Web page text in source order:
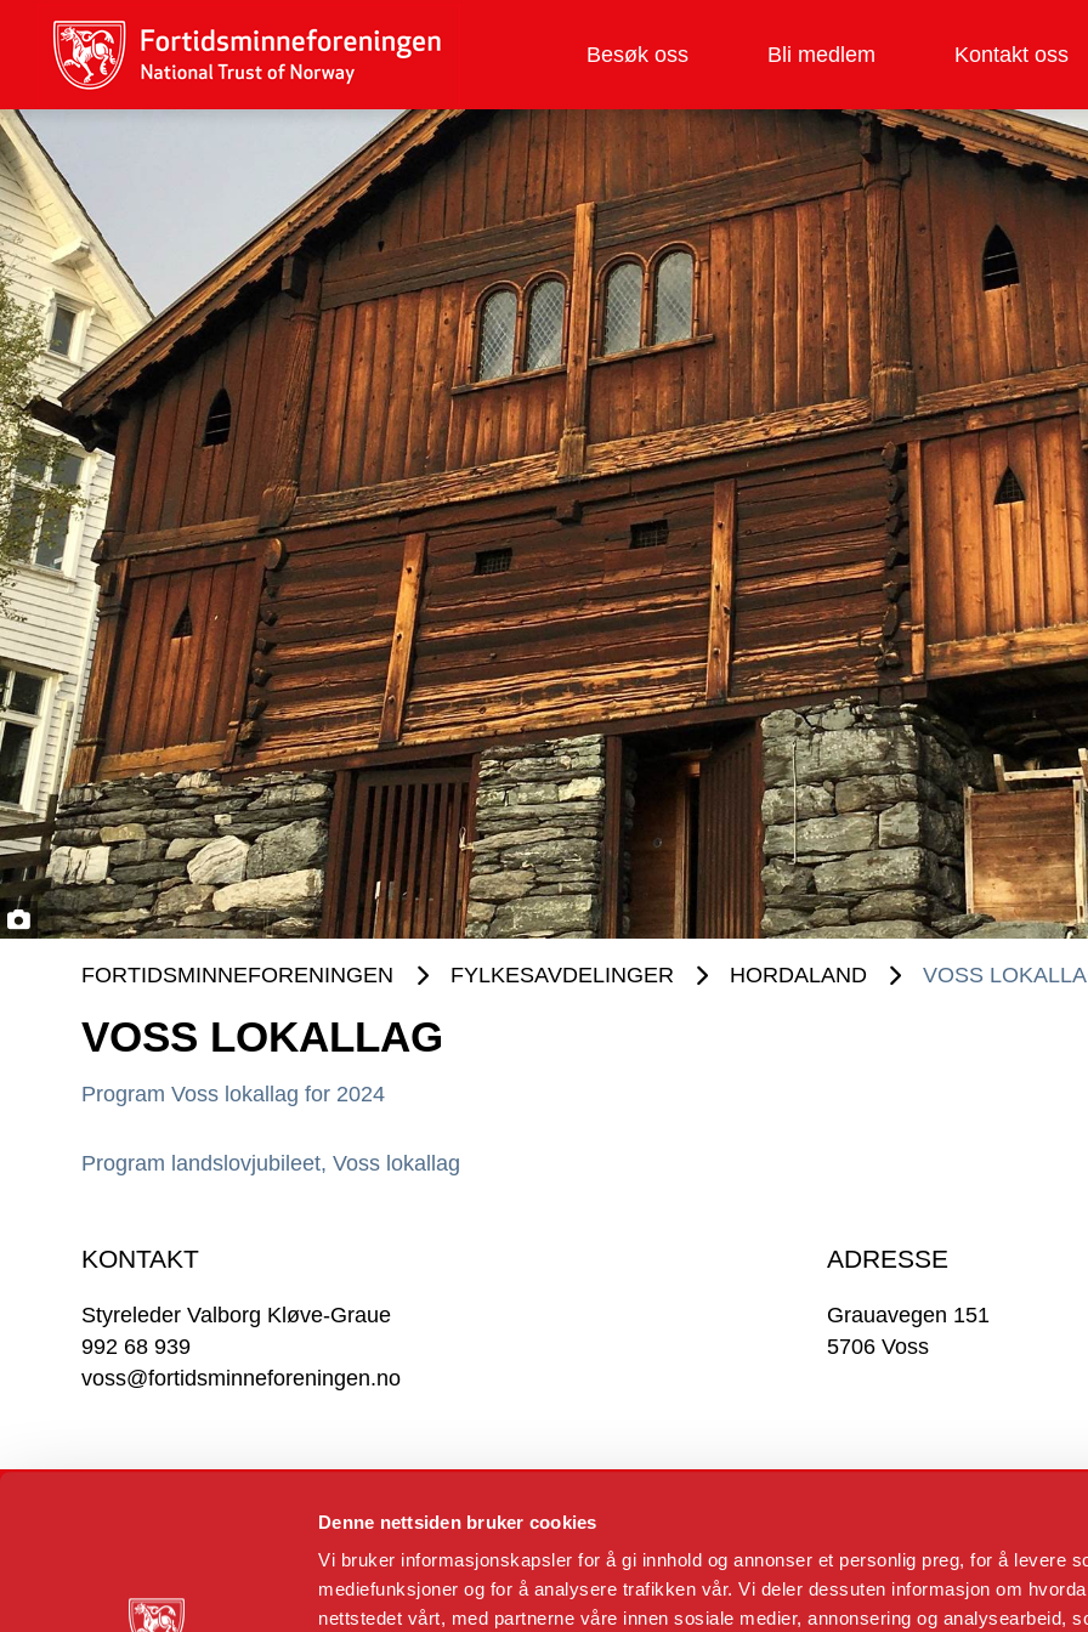
Denne nettsiden bruker cookies
Vi bruker informasjonskapsler for å gi innhold og annonser et personlig preg, for å levere
mediefunksjoner og for å analysere trafikken vår. Vi deler dessuten informasjon om
nettstedet vårt, med partnerne våre innen sosiale medier, annonsering og analysearbeid,
Besøk oss Bli medlem Kontakt oss
FORTIDSMINNEFORENINGEN FYLKESAVDELINGER HORDALAND VOSS
VOSS LOKALLAG
Program Voss lokallag for 2024
Program landslovjubileet, Voss lokallag
KONTAKT
Styreleder Valborg Kløve-Graue
992 68 939
voss@fortidsminneforeningen.no
ADRESSE
Grauavegen 151
5706 Voss
Dronningens gate 11